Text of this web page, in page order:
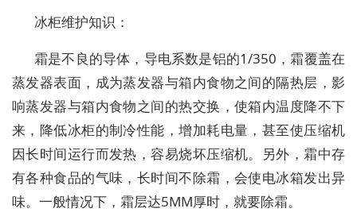
冰柜维护知识：
霜是不良的导体，导电系数是铝的1/350，霜覆盖在
蒸发器表面，成为蒸发器与箱内食物之间的隔热层，影
响蒸发器与箱内食物之间的热交换，使箱内温度降不下
来，降低冰柜的制冷性能，增加耗电量，甚至使压缩机
因长时间运行而发热，容易烧坏压缩机。另外，霜中存
有各种食品的气味，长时间不除霜，会使电冰箱发出异
味。一般情况下，霜层达5MM厚时，就要除霜。